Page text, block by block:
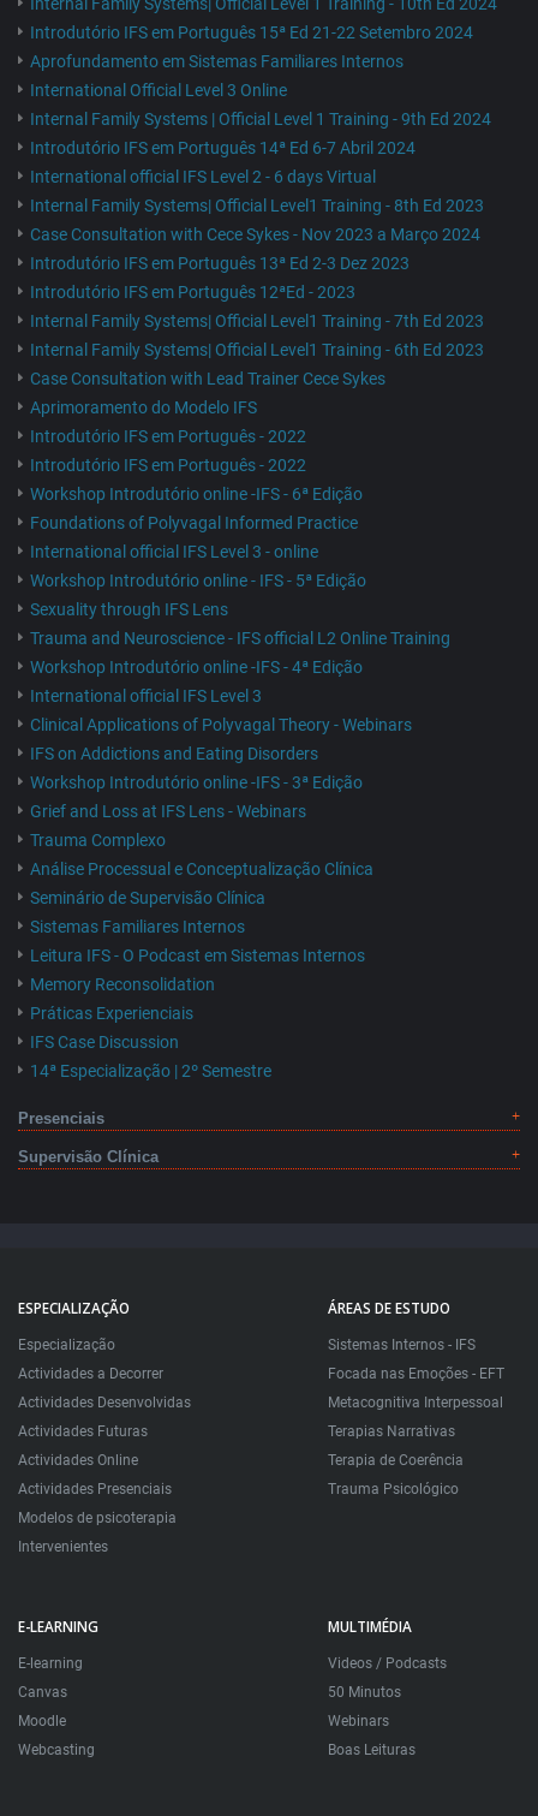
Introdutório IFS em Português 15ª Ed 21-22 Setembro 2024
Aprofundamento em Sistemas Familiares Internos
International Official Level 3 Online
Internal Family Systems | Official Level 1 Training - 9th Ed 2024
Introdutório IFS em Português 14ª Ed 6-7 Abril 2024
International official IFS Level 2 - 6 days Virtual
Internal Family Systems| Official Level1 Training - 8th Ed 2023
Case Consultation with Cece Sykes - Nov 2023 a Março 2024
Introdutório IFS em Português 13ª Ed 2-3 Dez 2023
Introdutório IFS em Português 12ªEd - 2023
Internal Family Systems| Official Level1 Training - 7th Ed 2023
Internal Family Systems| Official Level1 Training - 6th Ed 2023
Case Consultation with Lead Trainer Cece Sykes
Aprimoramento do Modelo IFS
Introdutório IFS em Português - 2022
Introdutório IFS em Português - 2022
Workshop Introdutório online -IFS - 6ª Edição
Foundations of Polyvagal Informed Practice
International official IFS Level 3 - online
Workshop Introdutório online - IFS - 5ª Edição
Sexuality through IFS Lens
Trauma and Neuroscience - IFS official L2 Online Training
Workshop Introdutório online -IFS - 4ª Edição
International official IFS Level 3
Clinical Applications of Polyvagal Theory - Webinars
IFS on Addictions and Eating Disorders
Workshop Introdutório online -IFS - 3ª Edição
Grief and Loss at IFS Lens - Webinars
Trauma Complexo
Análise Processual e Conceptualização Clínica
Seminário de Supervisão Clínica
Sistemas Familiares Internos
Leitura IFS - O Podcast em Sistemas Internos
Memory Reconsolidation
Práticas Experienciais
IFS Case Discussion
14ª Especialização | 2º Semestre
Presenciais
Supervisão Clínica
ESPECIALIZAÇÃO
Especialização
Actividades a Decorrer
Actividades Desenvolvidas
Actividades Futuras
Actividades Online
Actividades Presenciais
Modelos de psicoterapia
Intervenientes
ÁREAS DE ESTUDO
Sistemas Internos - IFS
Focada nas Emoções - EFT
Metacognitiva Interpessoal
Terapias Narrativas
Terapia de Coerência
Trauma Psicológico
E-LEARNING
E-learning
Canvas
Moodle
Webcasting
MULTIMÉDIA
Videos / Podcasts
50 Minutos
Webinars
Boas Leituras